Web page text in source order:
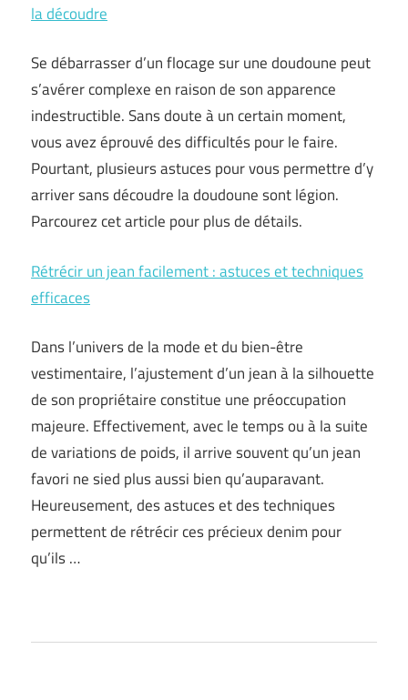
la découdre
Se débarrasser d’un flocage sur une doudoune peut
s’avérer complexe en raison de son apparence
indestructible. Sans doute à un certain moment,
vous avez éprouvé des difficultés pour le faire.
Pourtant, plusieurs astuces pour vous permettre d’y
arriver sans découdre la doudoune sont légion.
Parcourez cet article pour plus de détails.
Rétrécir un jean facilement : astuces et techniques
efficaces
Dans l’univers de la mode et du bien-être
vestimentaire, l’ajustement d’un jean à la silhouette
de son propriétaire constitue une préoccupation
majeure. Effectivement, avec le temps ou à la suite
de variations de poids, il arrive souvent qu’un jean
favori ne sied plus aussi bien qu’auparavant.
Heureusement, des astuces et des techniques
permettent de rétrécir ces précieux denim pour
qu’ils …